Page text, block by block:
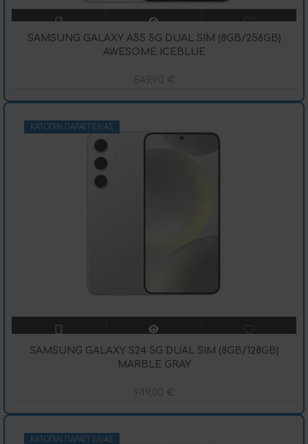
SAMSUNG GALAXY A55 5G DUAL SIM (8GB/256GB)
AWESOME ICEBLUE
549,90 €
ΚΑΤΌΠΙΝ ΠΑΡΑΓΓΕΛΊΑΣ
SAMSUNG GALAXY S24 5G DUAL SIM (8GB/128GB)
MARBLE GRAY
949,00 €
ΚΑΤΌΠΙΝ ΠΑΡΑΓΓΕΛΊΑΣ